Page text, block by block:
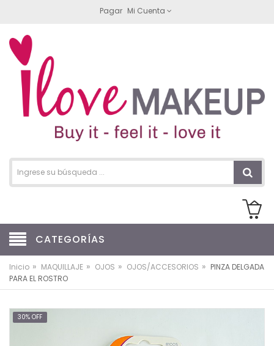
Pagar Mi Cuenta
CATEGORÍAS
Inicio » MAQUILLAJE » OJOS » OJOS/ACCESORIOS » PINZA DELGADA
PARA EL ROSTRO
30% OFF